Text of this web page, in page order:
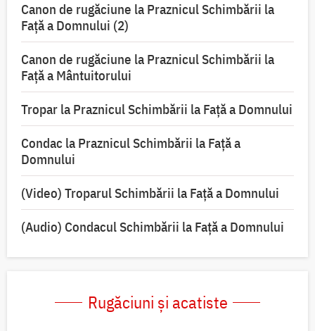
Canon de rugăciune la Praznicul Schimbării la
Faţă a Domnului (2)
Canon de rugăciune la Praznicul Schimbării la
Față a Mântuitorului
Tropar la Praznicul Schimbării la Faţă a Domnului
Condac la Praznicul Schimbării la Faţă a
Domnului
(Video) Troparul Schimbării la Față a Domnului
(Audio) Condacul Schimbării la Față a Domnului
Rugăciuni și acatiste